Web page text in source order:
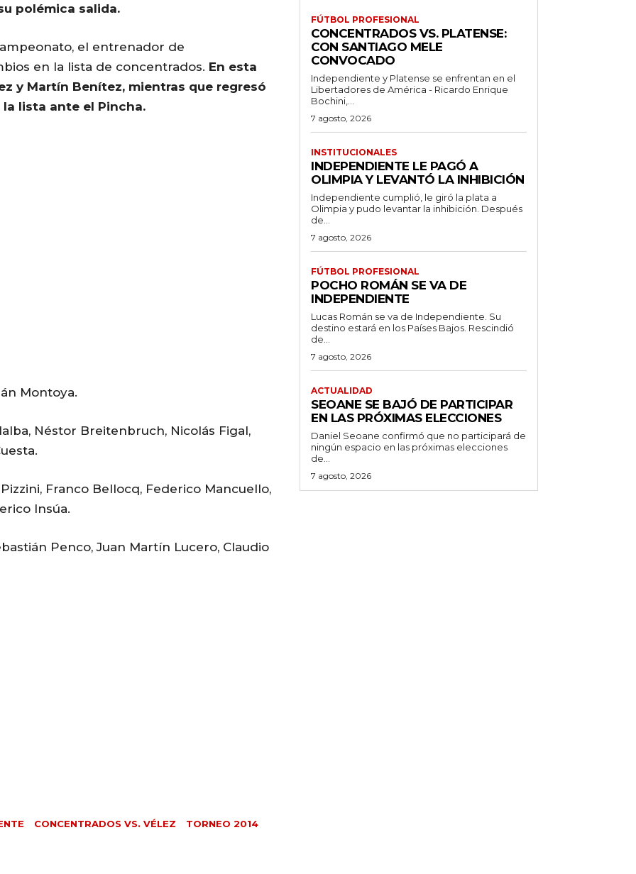
polémica salida.
el entrenador de
en la lista de concentrados. En esta
y Martín Benítez, mientras que regresó
lista ante el Pincha.
Montoya.
Néstor Breitenbruch, Nicolás Figal,
Franco Bellocq, Federico Mancuello,
Insúa.
Penco, Juan Martín Lucero, Claudio
CONCENTRADOS VS. VÉLEZ TORNEO 2014
FÚTBOL PROFESIONAL
CONCENTRADOS VS. PLATENSE:
CON SANTIAGO MELE
CONVOCADO
Independiente y Platense se enfrentan en el
Libertadores de América - Ricardo Enrique
Bochini,...
7 agosto, 2026
INSTITUCIONALES
INDEPENDIENTE LE PAGÓ A
OLIMPIA Y LEVANTÓ LA INHIBICIÓN
Independiente cumplió, le giró la plata a
Olimpia y pudo levantar la inhibición. Después
de...
7 agosto, 2026
FÚTBOL PROFESIONAL
POCHO ROMÁN SE VA DE
INDEPENDIENTE
Lucas Román se va de Independiente. Su
destino estará en los Países Bajos. Rescindió
de...
7 agosto, 2026
ACTUALIDAD
SEOANE SE BAJÓ DE PARTICIPAR
EN LAS PRÓXIMAS ELECCIONES
Daniel Seoane confirmó que no participará de
ningún espacio en las próximas elecciones
de...
7 agosto, 2026